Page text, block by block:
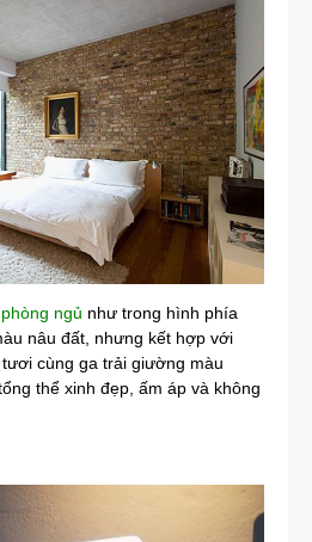
ngủ như trong hình phía
nâu đất, nhưng kết hợp với
cùng ga trải giường màu
thể xinh đẹp, ấm áp và không